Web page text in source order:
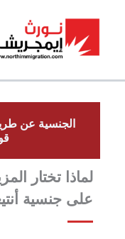
الجنسية عن
لماذا تختار
على جنسية